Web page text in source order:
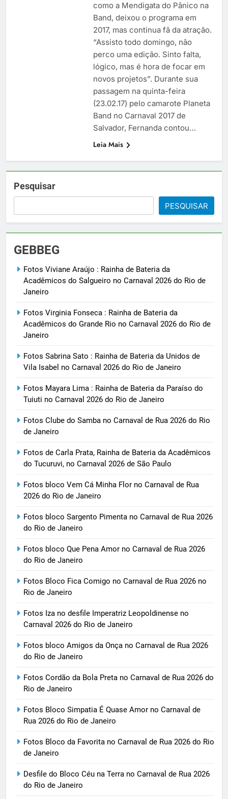
como a Mendigata do Pânico na
Band, deixou o programa em
2017, mas continua fã da atração.
“Assisto todo domingo, não
perco uma edição. Sinto falta,
lógico, mas é hora de focar em
novos projetos”. Durante sua
passagem na quinta-feira
(23.02.17) pelo camarote Planeta
Band no Carnaval 2017 de
Salvador, Fernanda contou…
Leia Mais
Pesquisar
PESQUISAR
GEBBEG
Fotos Viviane Araújo : Rainha de Bateria da
Acadêmicos do Salgueiro no Carnaval 2026 do Rio de
Janeiro
Fotos Virginia Fonseca : Rainha de Bateria da
Acadêmicos do Grande Rio no Carnaval 2026 do Rio de
Janeiro
Fotos Sabrina Sato : Rainha de Bateria da Unidos de
Vila Isabel no Carnaval 2026 do Rio de Janeiro
Fotos Mayara Lima : Rainha de Bateria da Paraíso do
Tuiuti no Carnaval 2026 do Rio de Janeiro
Fotos Clube do Samba no Carnaval de Rua 2026 do Rio
de Janeiro
Fotos de Carla Prata, Rainha de Bateria da Acadêmicos
do Tucuruvi, no Carnaval 2026 de São Paulo
Fotos bloco Vem Cá Minha Flor no Carnaval de Rua
2026 do Rio de Janeiro
Fotos bloco Sargento Pimenta no Carnaval de Rua 2026
do Rio de Janeiro
Fotos bloco Que Pena Amor no Carnaval de Rua 2026
do Rio de Janeiro
Fotos Bloco Fica Comigo no Carnaval de Rua 2026 no
Rio de Janeiro
Fotos Iza no desfile Imperatriz Leopoldinense no
Carnaval 2026 do Rio de Janeiro
Fotos bloco Amigos da Onça no Carnaval de Rua 2026
do Rio de Janeiro
Fotos Cordão da Bola Preta no Carnaval de Rua 2026 do
Rio de Janeiro
Fotos Bloco Simpatia É Quase Amor no Carnaval de
Rua 2026 do Rio de Janeiro
Fotos Bloco da Favorita no Carnaval de Rua 2026 do Rio
de Janeiro
Desfile do Bloco Céu na Terra no Carnaval de Rua 2026
do Rio de Janeiro